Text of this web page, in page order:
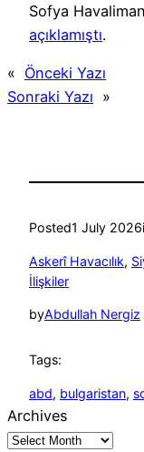
Sofya
açıklamıştı.
« Önceki Yazı
Sonraki Yazı »
Posted1 July 2026
Askerî Havacılık,
İlişkiler
byAbdullah Nergiz
Tags:
abd, bulgaristan,
Archives